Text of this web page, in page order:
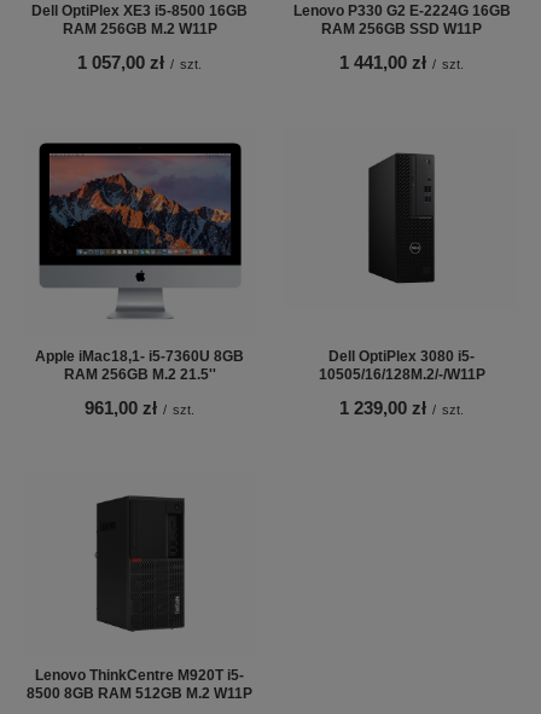
Dell OptiPlex XE3 i5-8500 16GB
RAM 256GB M.2 W11P
1 057,00 zł / szt.
Lenovo P330 G2 E-2224G 16GB
RAM 256GB SSD W11P
1 441,00 zł / szt.
Apple iMac18,1- i5-7360U 8GB
RAM 256GB M.2 21.5''
961,00 zł / szt.
Dell OptiPlex 3080 i5-
10505/16/128M.2/-/W11P
1 239,00 zł / szt.
Lenovo ThinkCentre M920T i5-
8500 8GB RAM 512GB M.2 W11P